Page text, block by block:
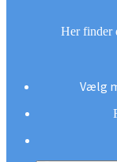
Her finder
Vælg